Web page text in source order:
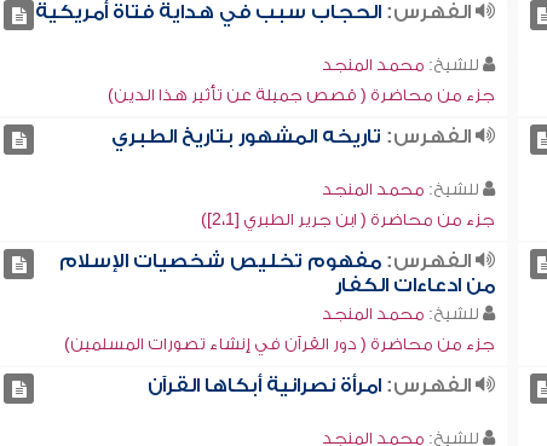
الفهرس: الحجاب سبب في هداية فتاة أمريكية
للشيخ: محمد المنجد
جزء من محاضرة ( قصص جميلة عن تأثير هذا الدين)
الفهرس: تاريخه المشهور بتاريخ الطبري
للشيخ: محمد المنجد
جزء من محاضرة ( ابن جرير الطبري [2،1])
الفهرس: مفهوم تخليص شخصيات الإسلام
من ادعاءات الكفار
للشيخ: محمد المنجد
جزء من محاضرة ( دور القرآن في إنشاء تصورات المسلمين)
الفهرس: امرأة نصرانية أبكاها القرآن
للشيخ: محمد المنجد